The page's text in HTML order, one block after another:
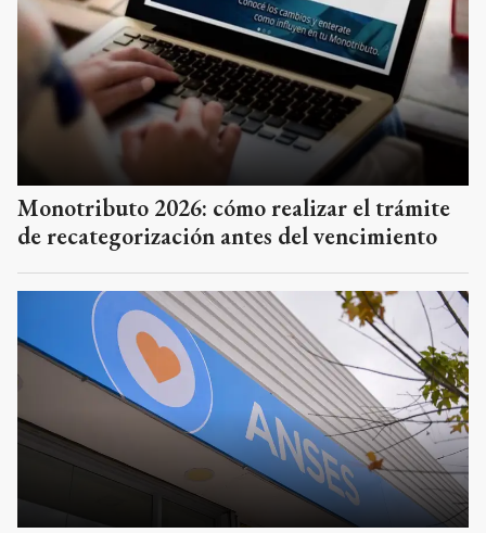
Monotributo 2026: cómo realizar el trámite
de recategorización antes del vencimiento